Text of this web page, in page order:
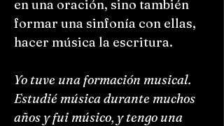
en una oración, sino también
formar una sinfonía con ellas,
hacer música la escritura.
Yo tuve una formación musical.
Estudié música durante muchos
años y fui músico, y tengo una